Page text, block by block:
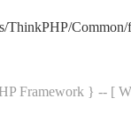
ThinkPHP/
Framework } -- [